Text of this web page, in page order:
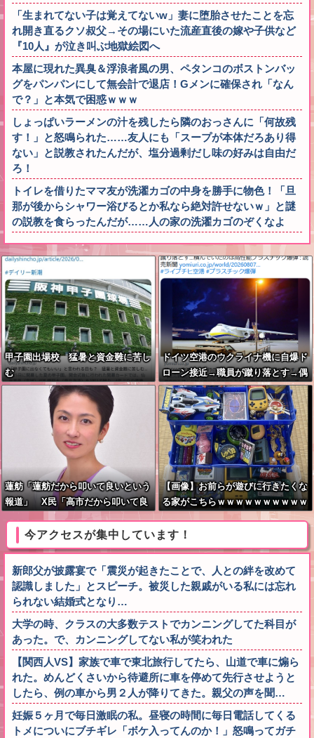
「生まれてない子は覚えてないw」妻に堕胎させたことを忘
れ開き直るクソ叔父→その場にいた流産直後の嫁や子供など
『10人』が泣き叫ぶ地獄絵図へ
本屋に現れた異臭＆浮浪者風の男、ペタンコのボストンバッ
グをパンパンにして無会計で退店！Gメンに確保され「なん
で？」と本気で困惑ｗｗｗ
しょっぱいラーメンの汁を残したら隣のおっさんに「何故残
す！」と怒鳴られた……友人にも「スープが本体だろあり得
ない」と説教されたんだが、塩分過剰だし味の好みは自由だ
ろ！
トイレを借りたママ友が洗濯カゴの中身を勝手に物色！「旦
那が後からシャワー浴びるとか私なら絶対許せないｗ」と謎
の説教を食らったんだが……人の家の洗濯カゴのぞくなよ
甲子園出場校 猛暑と資金難に苦し
む
ドイツ空港のウクライナ機に自爆ド
ローン接近→職員が蹴り落とす→偶
然起爆装置が壊れセーフ
蓮舫「蓮舫だから叩いて良いという
報道」 X民「高市だから叩いて良
いをやってるのがお前だろ」
【画像】お前らが遊びに行きたくな
る家がこちらｗｗｗｗｗｗｗｗｗｗ
ｗｗｗｗｗｗｗｗｗｗｗｗｗｗｗｗ
ｗｗｗｗｗｗ
今アクセスが集中しています！
新郎父が披露宴で「震災が起きたことで、人との絆を改めて
認識しました」とスピーチ。被災した親戚がいる私には忘れ
られない結婚式となり…
大学の時、クラスの大多数テストでカンニングしてた科目が
あった。で、カンニングしてない私が笑われた
【関西人VS】家族で車で東北旅行してたら、山道で車に煽ら
れた。めんどくさいから待避所に車を停めて先行させようと
したら、例の車から男２人が降りてきた。親父の声を聞…
妊娠５ヶ月で毎日激眠の私。昼寝の時間に毎日電話してくる
トメについにブチギレ「ボケ入ってんのか！」怒鳴ってガチ